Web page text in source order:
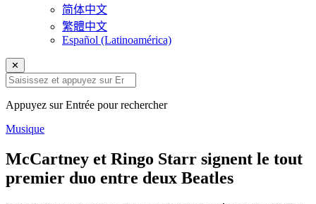
简体中文
繁體中文
Español (Latinoamérica)
✕
Appuyez sur Entrée pour rechercher
Musique
McCartney et Ringo Starr signent le tout
premier duo entre deux Beatles